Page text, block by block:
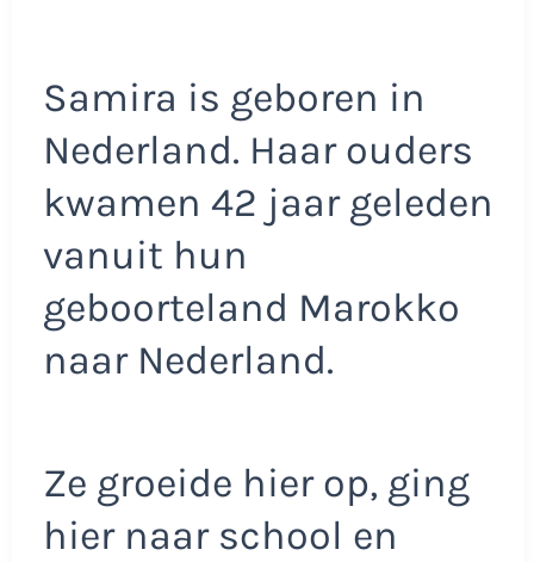
Samira is geboren in
Nederland. Haar ouders
kwamen 42 jaar geleden
vanuit hun
geboorteland Marokko
naar Nederland.
Ze groeide hier op, ging
hier naar school en